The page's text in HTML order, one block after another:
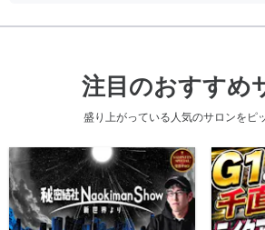
注目のおすすめ
盛り上がっている人気のサロンをピ